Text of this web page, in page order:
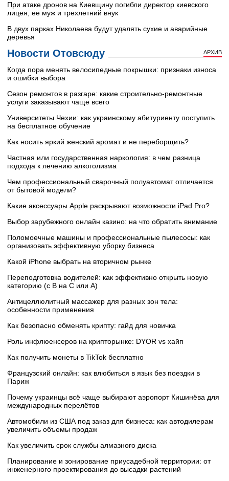
При атаке дронов на Киевщину погибли директор киевского
лицея, ее муж и трехлетний внук
В двух парках Николаева будут удалять сухие и аварийные
деревья
Новости Отовсюду АРХИВ
Когда пора менять велосипедные покрышки: признаки износа
и ошибки выбора
Сезон ремонтов в разгаре: какие строительно-ремонтные
услуги заказывают чаще всего
Университеты Чехии: как украинскому абитуриенту поступить
на бесплатное обучение
Как носить яркий женский аромат и не переборщить?
Частная или государственная наркология: в чем разница
подхода к лечению алкоголизма
Чем профессиональный сварочный полуавтомат отличается
от бытовой модели?
Какие аксессуары Apple раскрывают возможности iPad Pro?
Выбор зарубежного онлайн казино: на что обратить внимание
Поломоечные машины и профессиональные пылесосы: как
организовать эффективную уборку бизнеса
Какой iPhone выбрать на вторичном рынке
Переподготовка водителей: как эффективно открыть новую
категорию (с B на C или А)
Антицеллюлитный массажер для разных зон тела:
особенности применения
Как безопасно обменять крипту: гайд для новичка
Роль инфлюенсеров на крипторынке: DYOR vs хайп
Как получить монеты в TikTok бесплатно
Французский онлайн: как влюбиться в язык без поездки в
Париж
Почему украинцы всё чаще выбирают аэропорт Кишинёва для
международных перелётов
Автомобили из США под заказ для бизнеса: как автодилерам
увеличить объемы продаж
Как увеличить срок службы алмазного диска
Планирование и зонирование приусадебной территории: от
инженерного проектирования до высадки растений